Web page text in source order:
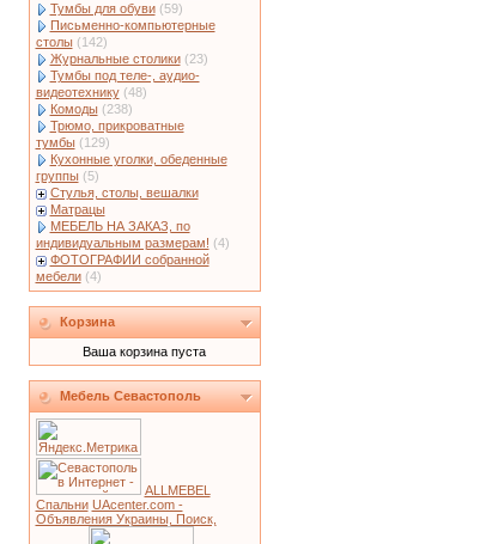
Тумбы для обуви (59)
Письменно-компьютерные
столы (142)
Журнальные столики (23)
Тумбы под теле-, аудио-
видеотехнику (48)
Комоды (238)
Трюмо, прикроватные
тумбы (129)
Кухонные уголки, обеденные
группы (5)
Стулья, столы, вешалки
Матрацы
МЕБЕЛЬ НА ЗАКАЗ, по
индивидуальным размерам! (4)
ФОТОГРАФИИ собранной
мебели (4)
Корзина
Ваша корзина пуста
Мебель Севастополь
ALLMEBEL
Спальни UAcenter.com -
Объявления Украины, Поиск,